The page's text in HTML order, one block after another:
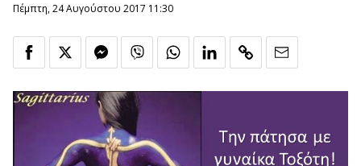
Πέμπτη, 24 Αυγούστου 2017 11:30